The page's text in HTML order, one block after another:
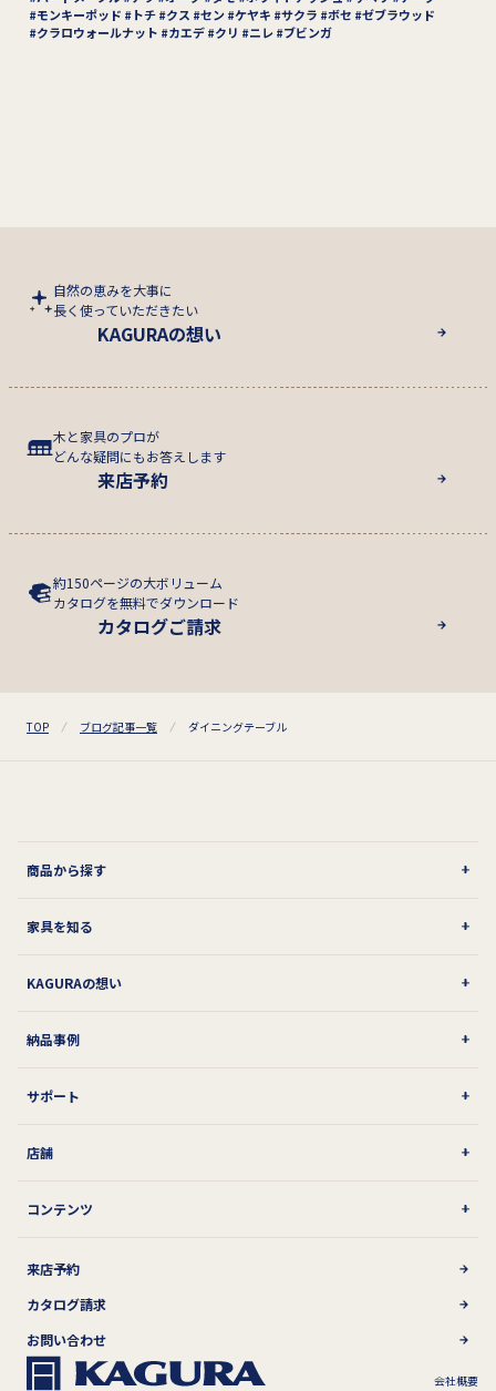
モンキーポッド
トチ クス セン ケヤキ サクラ ボセ
ゼブラウッド
クラロウォールナット
カエデ クリ ニレ ブビンガ
自然の恵みを大事に
長く使っていただきたい
KAGURAの想い
木と家具のプロが
どんな疑問にもお答えします
来店予約
約150ページの大ボリューム
カタログを無料でダウンロード
カタログご請求
TOP ブログ記事一覧 ダイニングテーブル
商品から探す
家具を知る
KAGURAの想い
納品事例
サポート
店舗
コンテンツ
来店予約
カタログ請求
お問い合わせ
会社概要